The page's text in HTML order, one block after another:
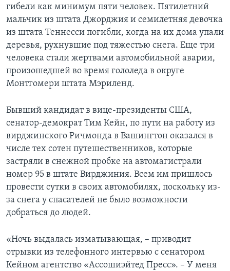
гибели как минимум пяти человек. Пятилетний
мальчик из штата Джорджия и семилетняя девочка
из штата Теннесси погибли, когда на их дома упали
деревья, рухнувшие под тяжестью снега. Еще три
человека стали жертвами автомобильной аварии,
произошедшей во время гололеда в округе
Монтгомери штата Мэриленд.
Бывший кандидат в вице-президенты США,
сенатор-демократ Тим Кейн, по пути на работу из
вирджинского Ричмонда в Вашингтон оказался в
числе тех сотен путешественников, которые
застряли в снежной пробке на автомагистрали
номер 95 в штате Вирджиния. Всем им пришлось
провести сутки в своих автомобилях, поскольку из-
за снега у спасателей не было возможности
добраться до людей.
«Ночь выдалась изматывающая, – приводит
отрывки из телефонного интервью с сенатором
Кейном агентство «Ассошиэйтед Пресс». – У меня